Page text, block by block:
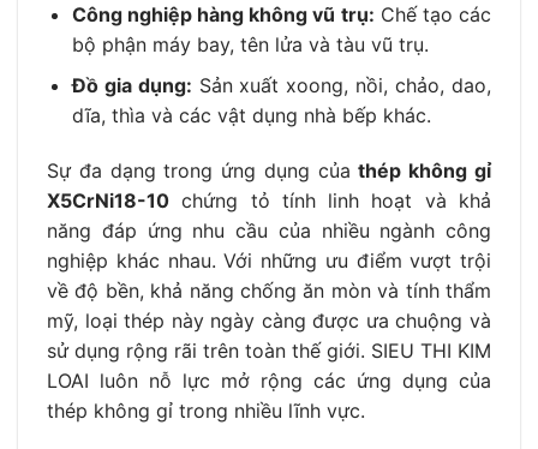
Công nghiệp hàng không vũ trụ: Chế tạo các
bộ phận máy bay, tên lửa và tàu vũ trụ.
Đồ gia dụng: Sản xuất xoong, nồi, chảo, dao,
dĩa, thìa và các vật dụng nhà bếp khác.
Sự đa dạng trong ứng dụng củathép không gỉ
X5CrNi18-10 chứng tỏ tính linh hoạt và khả
năng đáp ứng nhu cầu của nhiều ngành công
nghiệp khác nhau. Với những ưu điểm vượt trội
về độ bền, khả năng chống ăn mòn và tính thẩm
mỹ, loại thép này ngày càng được ưa chuộng và
sử dụng rộng rãi trên toàn thế giới. SIEU THI KIM
LOAI luôn nỗ lực mở rộng các ứng dụng của
thép không gỉ trong nhiều lĩnh vực.